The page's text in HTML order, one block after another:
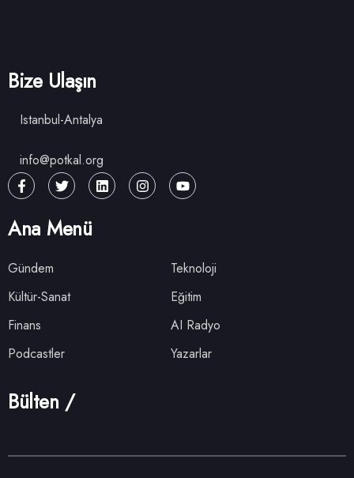
Bize Ulaşın
Istanbul-Antalya
info@potkal.org
Ana Menü
Gündem
Teknoloji
Kültür-Sanat
Eğitim
Finans
AI Radyo
Podcastler
Yazarlar
Bülten /